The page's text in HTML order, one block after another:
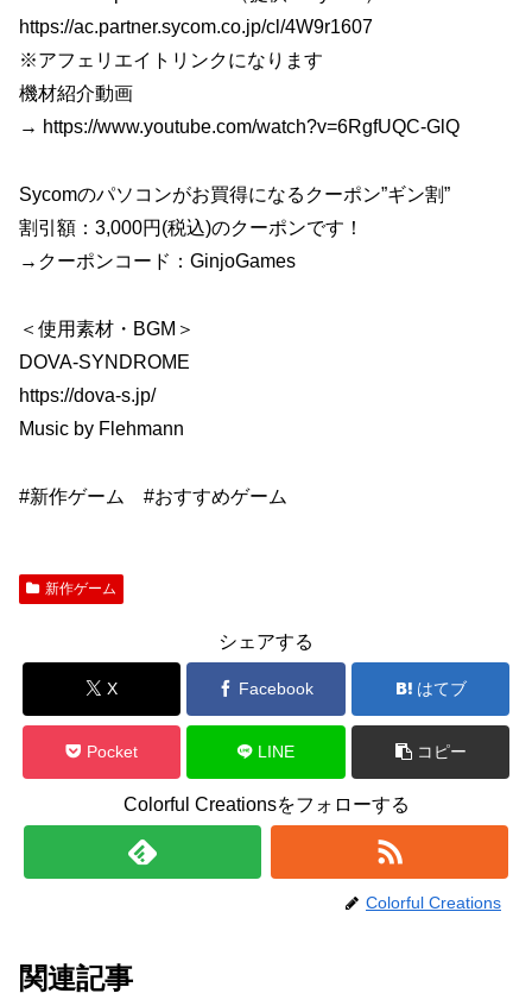
https://ac.partner.sycom.co.jp/cl/4W9r1607
※アフェリエイトリンクになります
機材紹介動画
→ https://www.youtube.com/watch?v=6RgfUQC-GlQ
Sycomのパソコンがお買得になるクーポン”ギン割”
割引額：3,000円(税込)のクーポンです！
→クーポンコード：GinjoGames
＜使用素材・BGM＞
DOVA-SYNDROME
https://dova-s.jp/
Music by Flehmann
#新作ゲーム #おすすめゲーム
新作ゲーム
シェアする
X Facebook はてブ
Pocket LINE コピー
Colorful Creationsをフォローする
Colorful Creations
関連記事